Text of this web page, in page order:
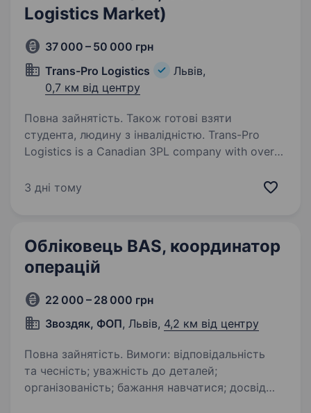
Logistics Market)
37 000 – 50 000 грн
Trans-Pro Logistics
Львів,
0,7 км від центру
Повна зайнятість. Також готові взяти
студента, людину з інвалідністю. Trans-Pro
Logistics is a Canadian 3PL company with over
industry across the US and Canada.
3 дні тому
Обліковець BAS, координатор
операцій
22 000 – 28 000 грн
Звоздяк, ФОП, Львів, 4,2 км від центру
Повна зайнятість. Вимоги: відповідальність
та чесність; уважність до деталей;
організованість; бажання навчатися; досвід